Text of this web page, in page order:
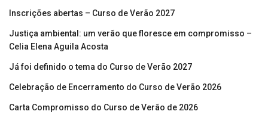
Inscrições abertas – Curso de Verão 2027
Justiça ambiental: um verão que floresce em compromisso –
Celia Elena Aguila Acosta
Já foi definido o tema do Curso de Verão 2027
Celebração de Encerramento do Curso de Verão 2026
Carta Compromisso do Curso de Verão de 2026